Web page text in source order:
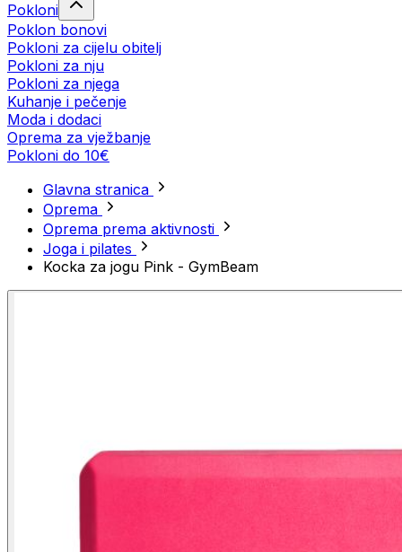
Pokloni
Poklon bonovi
Pokloni za cijelu obitelj
Pokloni za nju
Pokloni za njega
Kuhanje i pečenje
Moda i dodaci
Oprema za vježbanje
Pokloni do 10€
Glavna stranica
Oprema
Oprema prema aktivnosti
Joga i pilates
Kocka za jogu Pink - GymBeam